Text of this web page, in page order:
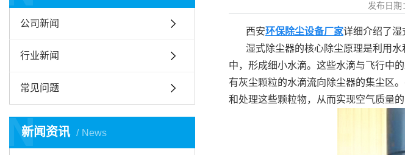
公司新闻
行业新闻
常见问题
新闻资讯 News
N
发布日期
西安环保除尘设备厂家详细介绍了湿
湿式除尘器的核心除尘原理是利用
中，形成细小水滴。这些水滴与飞行中
有灰尘颗粒的水滴流向除尘器的集尘区
和处理这些颗粒物，从而实现空气质量的